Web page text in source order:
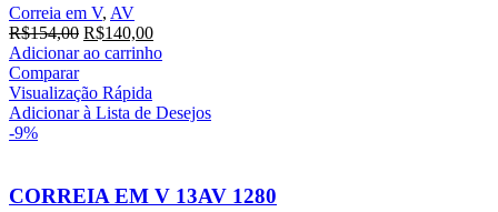
Correia em V, AV
R$154,00 O
preço
era:
R$154,00.
R$140,00O
preço
R$140,00.
Adicionar ao carrinho
Comparar
Visualização Rápida
Adicionar à Lista de Desejos
-9%
CORREIA EM V 13AV 1280